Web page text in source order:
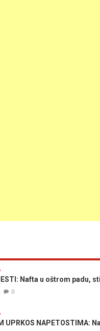
Nafta u oštrom padu,
0
UPRKOS NAPETOSTIMA: